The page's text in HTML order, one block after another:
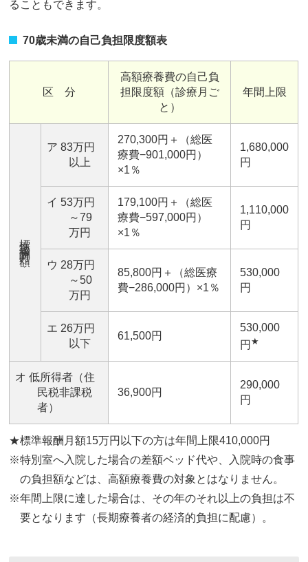
ることもできます。
70歳未満の自己負担限度額表
区 分
高額療養費の自己負
担限度額（診療月ご
と）
年間上限
標準報酬月額
ア 83万円
以上
270,300円＋（総医
療費−901,000円）
×1％
1,680,000
円
イ 53万円
～79
万円
179,100円＋（総医
療費−597,000円）
×1％
1,110,000
円
ウ 28万円
～50
万円
85,800円＋（総医療
費−286,000円）×1％
530,000
円
エ 26万円
以下
61,500円
530,000
円 ★
オ 低所得者（住
民税非課税
者）
36,900円
290,000
円
★標準報酬月額15万円以下の方は年間上限410,000円
※特別室へ入院した場合の差額ベッド代や、入院時の食事
の負担額などは、高額療養費の対象とはなりません。
※年間上限に達した場合は、その年のそれ以上の負担は不
要となります（長期療養者の経済的負担に配慮）。